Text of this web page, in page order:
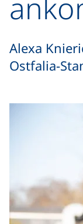
Alexa
Ostfalia-